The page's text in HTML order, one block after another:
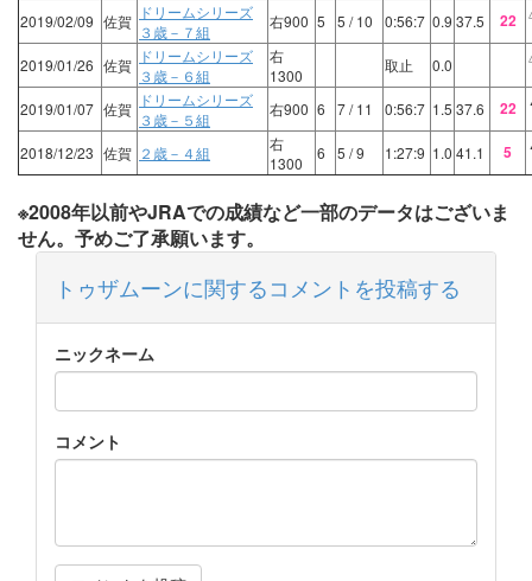
2019/02/09 佐賀 ドリームシリーズ
３歳－７組
右900 5 5 / 10 0:56:7 0.9 37.5 22
2019/01/26 佐賀 ドリームシリーズ
３歳－６組
右
1300
取止 0.0
2019/01/07 佐賀 ドリームシリーズ
３歳－５組
右900 6 7/ 11 0:56:7 1.5 37.6 22
2018/12/23 佐賀 ２歳－４組
右
1300
6 5 / 9 1:27:9 1.0 41.1 5
※2008年以前やJRAでの成績など一部のデータはございま
せん。予めご了承願います。
トゥザムーンに関するコメントを投稿する
ニックネーム
コメント